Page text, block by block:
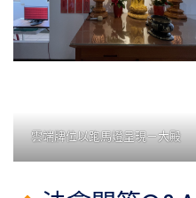
雲端牌位以跑馬燈呈現－大殿